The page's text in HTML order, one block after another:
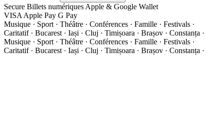
Secure Billets numériques Apple & Google Wallet
VISA Apple Pay G Pay
Musique · Sport · Théâtre · Conférences · Famille · Festivals ·
Caritatif · Bucarest · Iași · Cluj · Timișoara · Brașov · Constanța ·
Musique · Sport · Théâtre · Conférences · Famille · Festivals ·
Caritatif · Bucarest · Iași · Cluj · Timișoara · Brașov · Constanța ·